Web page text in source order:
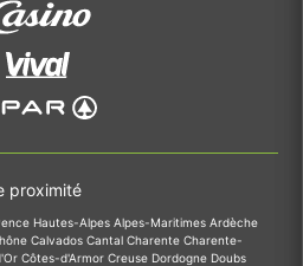
proximité
Hautes-Alpes Alpes-Maritimes Ardèche
Calvados Cantal Charente Charente-
Côtes-d'Armor Creuse Dordogne Doubs